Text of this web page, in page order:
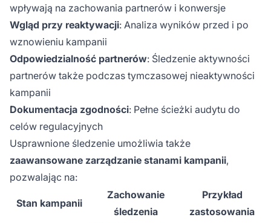
wpływają na zachowania partnerów i konwersje
Wgląd przy reaktywacji: Analiza wyników przed i po
wznowieniu kampanii
Odpowiedzialność partnerów: Śledzenie aktywności
partnerów także podczas tymczasowej nieaktywności
kampanii
Dokumentacja zgodności: Pełne ścieżki audytu do
celów regulacyjnych
Usprawnione śledzenie umożliwia także
zaawansowane zarządzanie stanami kampanii,
pozwalając na:
Stan kampanii
Zachowanie
śledzenia
Przykład
zastosowania